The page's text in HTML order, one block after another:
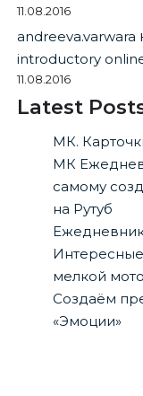
11.08.2016
andreeva.varwara
introductory
11.08.2016
Latest
МК.
МК
самому
на Рутуб
мелкой
Создаём
«Эмоции»